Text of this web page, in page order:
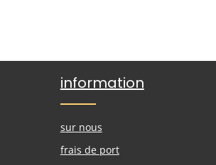
information
sur nous
frais de port